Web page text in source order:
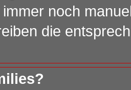
noch
die